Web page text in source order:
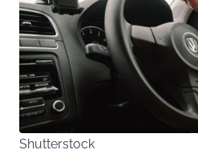
Shutterstock